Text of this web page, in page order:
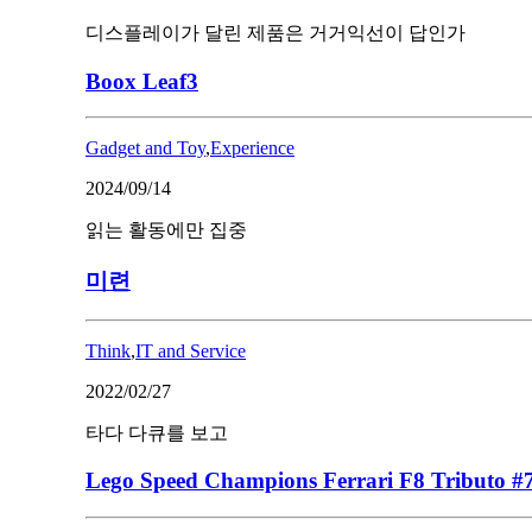
디스플레이가 달린 제품은 거거익선이 답인가
Boox Leaf3
Gadget and Toy,Experience
2024/09/14
읽는 활동에만 집중
미련
Think,IT and Service
2022/02/27
타다 다큐를 보고
Lego Speed Champions Ferrari F8 Tributo